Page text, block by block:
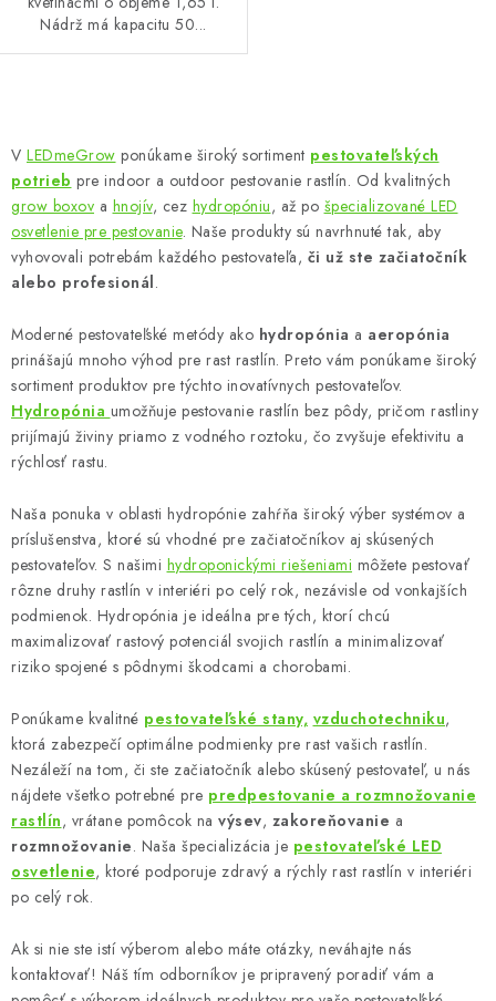
Nádrž má kapacitu 50...
v
l
á
d
a
c
i
e
p
r
v
k
v
ý
p
i
s
u
V LEDmeGrow ponúkame široký sortiment pestovateľských
potrieb pre indoor a outdoor pestovanie rastlín. Od kvalitných
grow boxov a hnojív, cez hydropóniu, až po špecializované LED
osvetlenie pre pestovanie. Naše produkty sú navrhnuté tak, aby
vyhovovali potrebám každého pestovateľa, či už ste začiatočník
alebo profesionál.
Moderné pestovateľské metódy ako hydropónia a aeropónia
prinášajú mnoho výhod pre rast rastlín. Preto vám ponúkame široký
sortiment produktov pre týchto inovatívnych pestovateľov.
Hydropónia umožňuje pestovanie rastlín bez pôdy, pričom rastliny
prijímajú živiny priamo z vodného roztoku, čo zvyšuje efektivitu a
rýchlosť rastu.
Naša ponuka v oblasti hydropónie zahŕňa široký výber systémov a
príslušenstva, ktoré sú vhodné pre začiatočníkov aj skúsených
pestovateľov. S našimi hydroponickými riešeniami môžete pestovať
rôzne druhy rastlín v interiéri po celý rok, nezávisle od vonkajších
podmienok. Hydropónia je ideálna pre tých, ktorí chcú
maximalizovať rastový potenciál svojich rastlín a minimalizovať
riziko spojené s pôdnymi škodcami a chorobami.
Ponúkame kvalitné pestovateľské stany, vzduchotechniku,
ktorá zabezpečí optimálne podmienky pre rast vašich rastlín.
Nezáleží na tom, či ste začiatočník alebo skúsený pestovateľ, u nás
nájdete všetko potrebné pre predpestovanie a rozmnožovanie
rastlín, vrátane pomôcok na výsev, zakoreňovanie a
rozmnožovanie. Naša špecializácia je pestovateľské LED
osvetlenie, ktoré podporuje zdravý a rýchly rast rastlín v interiéri
po celý rok.
Ak si nie ste istí výberom alebo máte otázky, neváhajte nás
kontaktovať! Náš tím odborníkov je pripravený poradiť vám a